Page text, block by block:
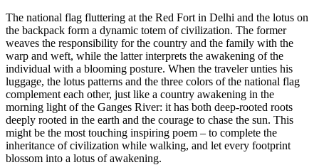
The national flag fluttering at the Red Fort in Delhi and the lotus on
the backpack form a dynamic totem of civilization. The former
weaves the responsibility for the country and the family with the
warp and weft, while the latter interprets the awakening of the
individual with a blooming posture. When the traveler unties his
luggage, the lotus patterns and the three colors of the national flag
complement each other, just like a country awakening in the
morning light of the Ganges River: it has both deep-rooted roots
deeply rooted in the earth and the courage to chase the sun. This
might be the most touching inspiring poem – to complete the
inheritance of civilization while walking, and let every footprint
blossom into a lotus of awakening.